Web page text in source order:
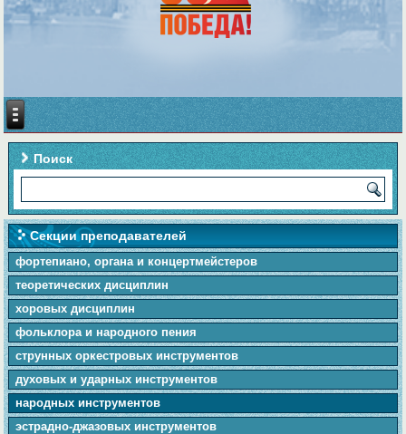
Поиск
Секции преподавателей
фортепиано, органа и концертмейстеров
теоретических дисциплин
хоровых дисциплин
фольклора и народного пения
cтpунныx оркестровых инструментов
духовых и ударных инструментов
народных инструментов
эстрадно-джазовых инструментов